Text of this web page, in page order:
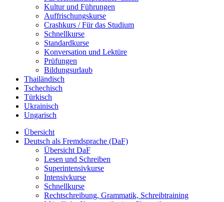
Kultur und Führungen
Auffrischungskurse
Crashkurs / Für das Studium
Schnellkurse
Standardkurse
Konversation und Lektüre
Prüfungen
Bildungsurlaub
Thailändisch
Tschechisch
Türkisch
Ukrainisch
Ungarisch
Übersicht
Deutsch als Fremdsprache (DaF)
Übersicht DaF
Lesen und Schreiben
Superintensivkurse
Intensivkurse
Schnellkurse
Rechtschreibung, Grammatik, Schreibtraining